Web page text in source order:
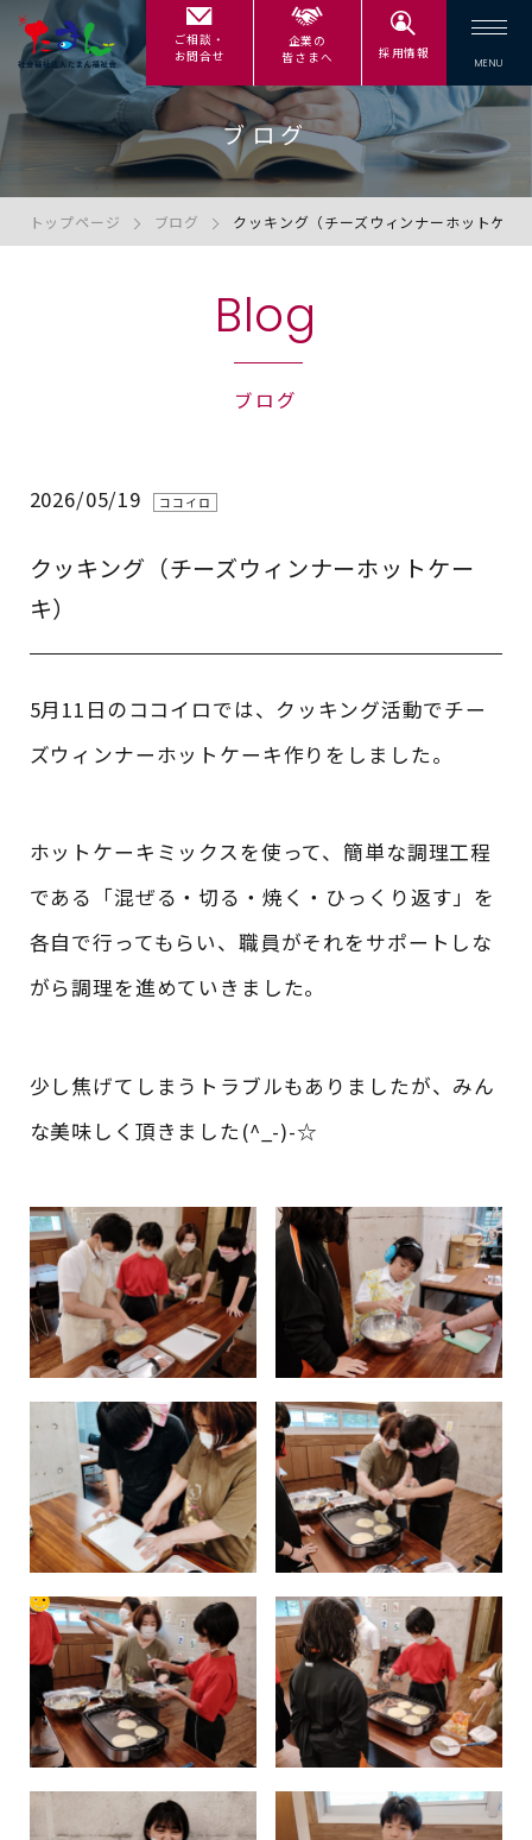
ご相談・
お問合せ
企業の
皆さまへ
採用情報
ブログ
トップページ ブログ クッキング（チーズウィンナーホットケー
Blog
ブログ
2026/05/19 ココイロ
クッキング（チーズウィンナーホットケー
キ）
5月11日のココイロでは、クッキング活動でチー
ズウィンナーホットケーキ作りをしました。
ホットケーキミックスを使って、簡単な調理工程
である「混ぜる・切る・焼く・ひっくり返す」を
各自で行ってもらい、職員がそれをサポートしな
がら調理を進めていきました。
少し焦げてしまうトラブルもありましたが、みん
な美味しく頂きました(^_-)-☆